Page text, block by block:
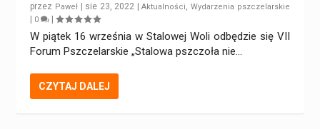
przez Paweł| sie 23, 2022 |Aktualności,Wydarzenia pszczelarskie
0 |
W piątek 16 września w Stalowej Woli odbędzie się VII
Forum Pszczelarskie „Stalowa pszczoła nie...
CZYTAJ DALEJ